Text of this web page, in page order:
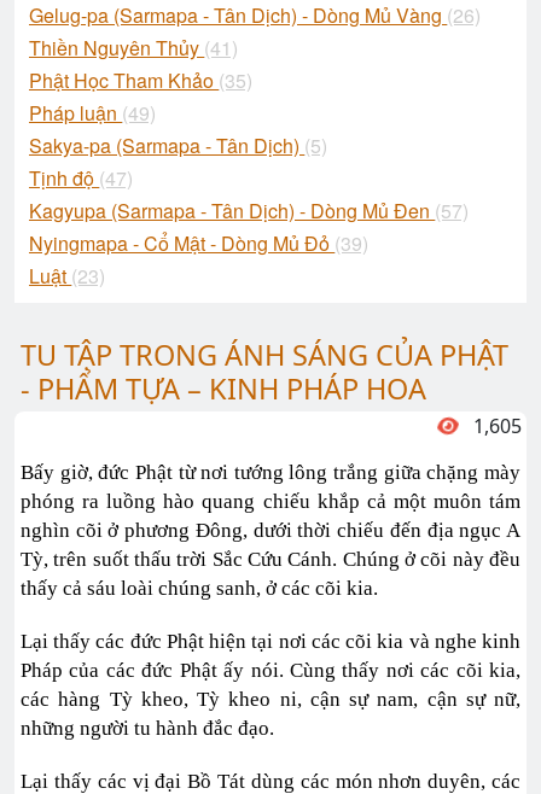
Gelug-pa (Sarmapa - Tân Dịch) - Dòng Mủ Vàng (26)
Thiền Nguyên Thủy (41)
Phật Học Tham Khảo (35)
Pháp luận (49)
Sakya-pa (Sarmapa - Tân Dịch) (5)
Tịnh độ (47)
Kagyupa (Sarmapa - Tân Dịch) - Dòng Mủ Đen (57)
Nyingmapa - Cổ Mật - Dòng Mủ Đỏ (39)
Luật (23)
TU TẬP TRONG ÁNH SÁNG CỦA PHẬT
- PHẨM TỰA – KINH PHÁP HOA
1,605
Bấy giờ, đức Phật từ nơi tướng lông trắng giữa chặng mày
phóng ra luồng hào quang chiếu khắp cả một muôn tám
nghìn cõi ở phương Đông, dưới thời chiếu đến địa ngục A
Tỳ, trên suốt thấu trời Sắc Cứu Cánh. Chúng ở cõi này đều
thấy cả sáu loài chúng sanh, ở các cõi kia.
Lại thấy các đức Phật hiện tại nơi các cõi kia và nghe kinh
Pháp của các đức Phật ấy nói. Cùng thấy nơi các cõi kia,
các hàng Tỳ kheo, Tỳ kheo ni, cận sự nam, cận sự nữ,
những người tu hành đắc đạo.
Lại thấy các vị đại Bồ Tát dùng các món nhơn duyên, các